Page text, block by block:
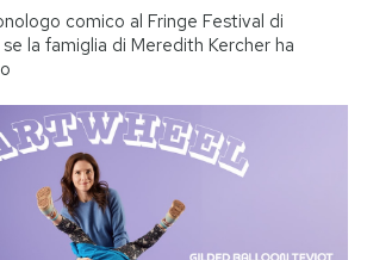
comico al Fringe Festival di
la famiglia di Meredith Kercher ha